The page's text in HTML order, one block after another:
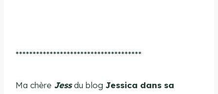
*************************************
Ma chère Jessdu blog Jessica dans sa